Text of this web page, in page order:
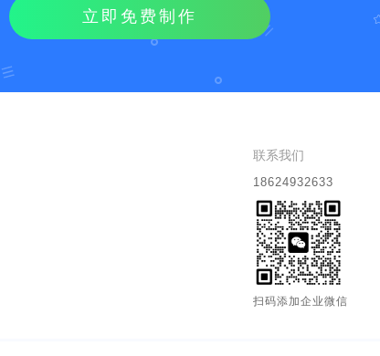
立即免费制作
联系我们
18624932633
扫码添加企业微信